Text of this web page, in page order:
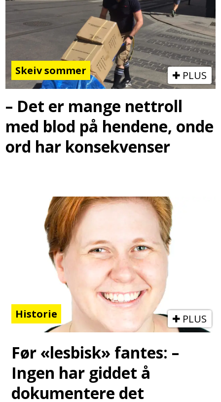
Skeiv sommer PLUS
– Det er mange nettroll
med blod på hendene, onde
ord har konsekvenser
Historie PLUS
Før «lesbisk» fantes: –
Ingen har giddet å
dokumentere det